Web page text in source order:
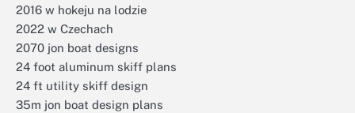
2016 w hokeju na lodzie
2022 w Czechach
2070 jon boat designs
24 foot aluminum skiff plans
24 ft utility skiff design
35m jon boat design plans